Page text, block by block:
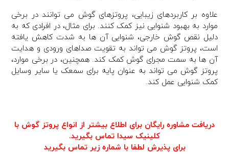
علاوه بر کاربردهای زیبایی، پروتزهای گوش می توانند در برخی
موارد به بهبود شنوایی نیز کمک کنند. برای مثال، در افرادی که به
دلیل نقص گوش خارجی، شنوایی آن ها به شدت کاهش یافته
است، پروتز گوش می تواند به تقویت صداهای ورودی و هدایت
آن ها به سمت مجرای گوش کمک کند. همچنین، در برخی موارد،
پروتز گوش می تواند به عنوان پایه برای سمعک یا سایر وسایل
کمک شنوایی عمل کند.
دریافت مشاوره رایگان برای اطلاع بیشتر از انواع پروتز گوش با
کلینیک سیدا تماس بگیرید.
برای پذیرش لطفا با شماره زیر تماس بگیرید